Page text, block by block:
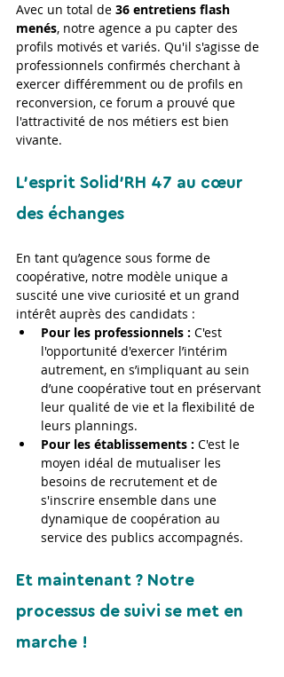
Avec un total de 36 entretiens flash
menés, notre agence a pu capter des
profils motivés et variés. Qu'il s'agisse de
professionnels confirmés cherchant à
exercer différemment ou de profils en
reconversion, ce forum a prouvé que
l'attractivité de nos métiers est bien
vivante.
L'esprit Solid'RH 47 au cœur
des échanges
En tant qu’agence sous forme de
coopérative, notre modèle unique a
suscité une vive curiosité et un grand
intérêt auprès des candidats :
Pour les professionnels : C'est
l'opportunité d'exercer l’intérim
autrement, en s’impliquant au sein
d’une coopérative tout en préservant
leur qualité de vie et la flexibilité de
leurs plannings.
Pour les établissements : C'est le
moyen idéal de mutualiser les
besoins de recrutement et de
s'inscrire ensemble dans une
dynamique de coopération au
service des publics accompagnés.
Et maintenant ? Notre
processus de suivi se met en
marche !